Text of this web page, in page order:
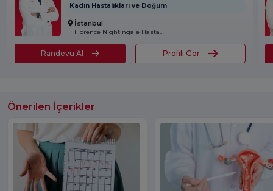
Kadın Hastalıkları ve Doğum
İstanbul
Florence Nightingale Hastanesi
Randevu Al Profili Gör
Önerilen İçerikler